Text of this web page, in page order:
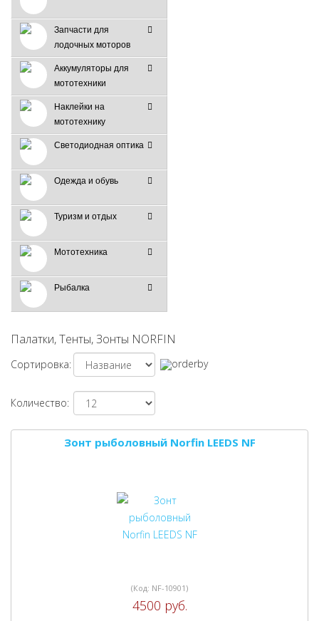
Запчасти для
лодочных моторов
Аккумуляторы для
мототехники
Наклейки на
мототехнику
Светодиодная оптика
Одежда и обувь
Туризм и отдых
Мототехника
Рыбалка
Палатки, Тенты, Зонты NORFIN
Сортировка:
Количество:
Зонт рыболовный Norfin LEEDS NF
(Код: NF-10901)
4500 руб.